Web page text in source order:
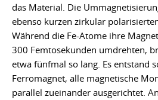
das Material. Die
ebenso kurzen zirkular
Während die Fe-Atome ihre
300 Femtosekunden umdrehten,
etwa fünfmal so lang. Es entstand
Ferromagnet, alle magnetische
parallel zueinander ausgerichtet.